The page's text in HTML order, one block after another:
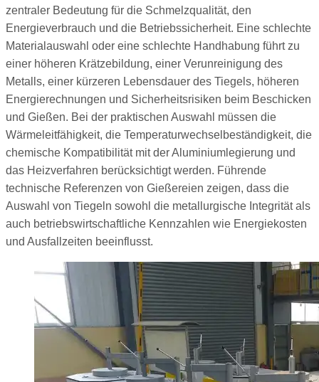
zentraler Bedeutung für die Schmelzqualität, den
Energieverbrauch und die Betriebssicherheit. Eine schlechte
Materialauswahl oder eine schlechte Handhabung führt zu
einer höheren Krätzebildung, einer Verunreinigung des
Metalls, einer kürzeren Lebensdauer des Tiegels, höheren
Energierechnungen und Sicherheitsrisiken beim Beschicken
und Gießen. Bei der praktischen Auswahl müssen die
Wärmeleitfähigkeit, die Temperaturwechselbeständigkeit, die
chemische Kompatibilität mit der Aluminiumlegierung und
das Heizverfahren berücksichtigt werden. Führende
technische Referenzen von Gießereien zeigen, dass die
Auswahl von Tiegeln sowohl die metallurgische Integrität als
auch betriebswirtschaftliche Kennzahlen wie Energiekosten
und Ausfallzeiten beeinflusst.